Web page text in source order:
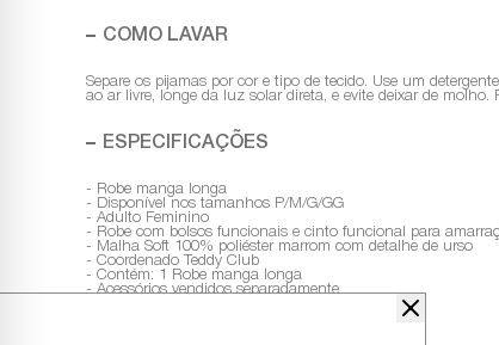
COMO LAVAR
Separe os pijamas por cor e tipo de tecido. Use um
ao ar livre, longe da luz solar direta, e evite deixar de
ESPECIFICAÇÕES
- Robe manga longa
- Disponível nos tamanhos P/M/G/GG
- Adulto Feminino
- Robe com bolsos funcionais e cinto funcional para
- Malha Soft 100% poliéster marrom com detalhe de urso
- Coordenado Teddy Club
- Contém: 1 Robe manga longa
- Acessórios vendidos separadamente